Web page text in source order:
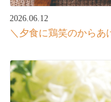
2026.06.12
＼夕食に鶏笑のからあ